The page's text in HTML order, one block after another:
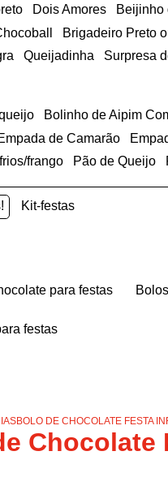
Dois Amores
Brigadeiro Preto
Queijadinha Surpresa
Bolinho de Aipim
Empada de Camarão
frango
Pão de Queijo
Kit-festas
para festas
festas
BOLO DE CHOCOLATE FESTA
Chocolate